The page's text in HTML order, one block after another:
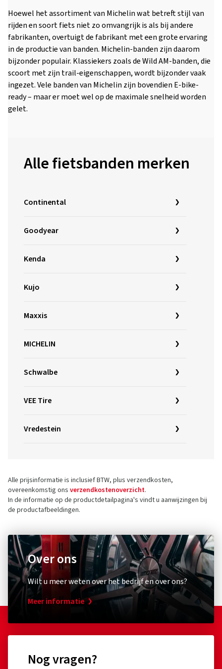
Hoewel het assortiment van Michelin wat betreft stijl van
rijden en soort fiets niet zo omvangrijk is als bij andere
fabrikanten, overtuigt de fabrikant met een grote ervaring
in de productie van banden. Michelin-banden zijn daarom
bijzonder populair. Klassiekers zoals de Wild AM-banden, die
scoort met zijn trail-eigenschappen, wordt bijzonder vaak
ingezet. Vele banden van Michelin zijn bovendien E-bike-
ready – maar er moet wel op de maximale snelheid worden
gelet.
Alle fietsbanden merken
Continental
Goodyear
Kenda
Kujo
Maxxis
MICHELIN
Schwalbe
VEE Tire
Vredestein
Alle prijsinformatie is inclusief BTW, plus verzendkosten,
overeenkomstig ons verzendkostenoverzicht.
In de informatie op de productdetailpagina's vindt u aanwijzingen bij
de productafbeeldingen.
Over ons
Wilt u meer weten over het bedrijf en over ons?
Meer informatie
Nog vragen?